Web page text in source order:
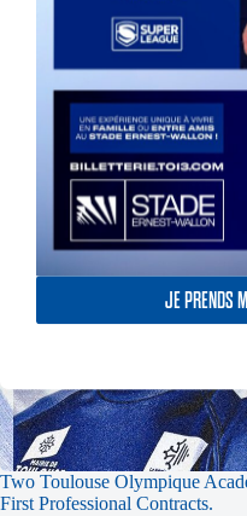
JE PRENDS
Two Toulouse Olympique
First Professional Contracts.